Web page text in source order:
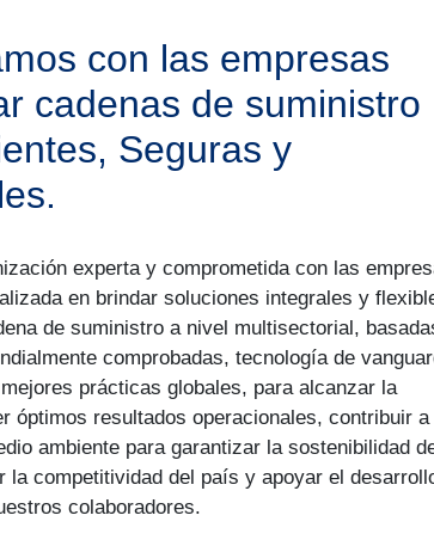
con las empresas
cadenas de suministro
Seguras y
experta y comprometida con las
en brindar soluciones integrales y
de suministro a nivel multisectorial,
comprobadas, tecnología de
prácticas globales, para alcanzar la
óptimos resultados operacionales, contribuir a
ambiente para garantizar la sostenibilidad
la competitividad del país y apoyar el
colaboradores.